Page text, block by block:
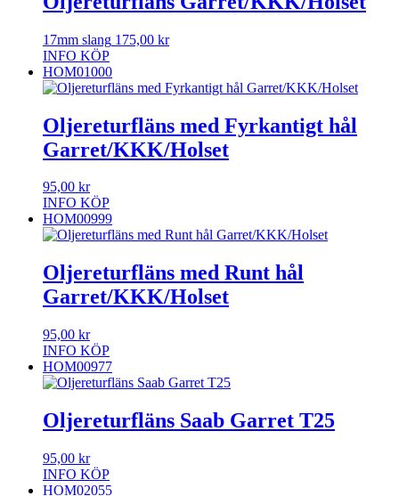
17mm slang 175,00 kr
INFO KÖP
HOM01000
Oljereturfläns med Fyrkantigt hål
Garret/KKK/Holset
95,00 kr
INFO KÖP
HOM00999
Oljereturfläns med Runt hål
Garret/KKK/Holset
95,00 kr
INFO KÖP
HOM00977
Oljereturfläns Saab Garret T25
95,00 kr
INFO KÖP
HOM02055